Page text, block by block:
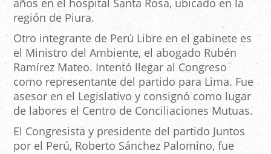
años en el hospital Santa Rosa, ubicado en la
región de Piura.
Otro integrante de Perú Libre en el gabinete es
el Ministro del Ambiente, el abogado Rubén
Ramírez Mateo. Intentó llegar al Congreso
como representante del partido para Lima. Fue
asesor en el Legislativo y consignó como lugar
de labores el Centro de Conciliaciones Mutuas.
El Congresista y presidente del partido Juntos
por el Perú, Roberto Sánchez Palomino, fue